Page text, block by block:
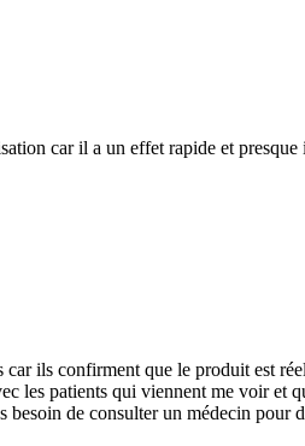
car il a un effet rapide et
ils confirment que le produit est
patients qui viennent me voir et
de consulter un médecin